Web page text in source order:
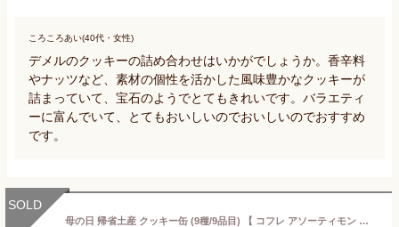
ころころあい(40代・女性)
デメルのクッキーの詰め合わせはいかがでしょうか。香辛料
やナッツなど、素材の個性を活かした風味豊かなクッキーが
詰まっていて、宝石のようでとてもきれいです。バラエティ
ーに富んでいて、とてもおいしいのでおいしいのでおすすめ
です。
SOLD
母の日 帰省土産 クッキー缶 (9種/9品目) 【 コフレ アソーティモン ドゥ ビスキュイ ドゥミ 100g 】公式 サダハルアオキ クッキー 缶 ギフト おしゃれ かわいい 人気 焼菓子 洋菓子 有名 プレゼント 詰め合わせ sadaharuaoki スイーツ